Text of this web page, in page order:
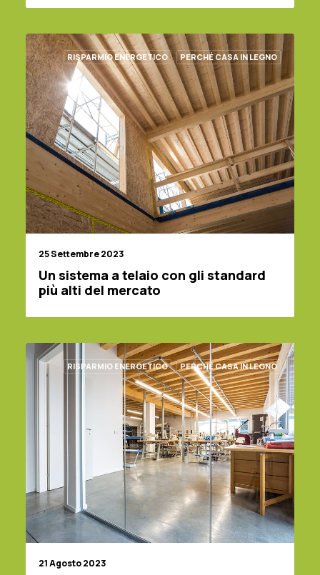
RISPARMIO ENERGETICO PERCHÉ CASA IN LEGNO
25 Settembre 2023
Un sistema a telaio con gli standard
più alti del mercato
RISPARMIO ENERGETICO PERCHÉ CASA IN LEGNO
21 Agosto 2023